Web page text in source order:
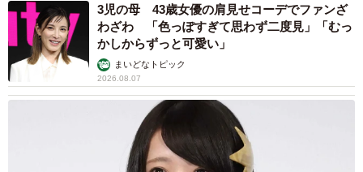
いたんです」
それを象徴する、ある少女との出会いがある。
「人とお話しするのが苦手な、Kちゃんという中学生の女の
Kちゃんは猫が好きで、母親に付き添われて「ふみふみ」に
3児の母 43歳女優の肩見せコーデでファンざ
わざわ 「色っぽすぎて思わず二度見」「むっ
かしからずっと可愛い」
まいどなトピック
2026.08.07